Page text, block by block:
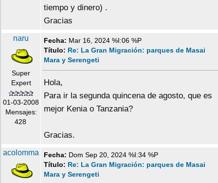
tiempo y dinero) .
Gracias
naru
Super
Expert
01-03-2008
Mensajes:
428
Fecha: Mar 16, 2024 %I:06 %P
Título: Re: La Gran Migración: parques de Masai
Mara y Serengeti
Hola,
Para ir la segunda quincena de agosto, que es
mejor Kenia o Tanzania?
Gracias.
acolomma Fecha: Dom Sep 20, 2024 %I:34 %P
Título: Re: La Gran Migración: parques de Masai
Mara y Serengeti